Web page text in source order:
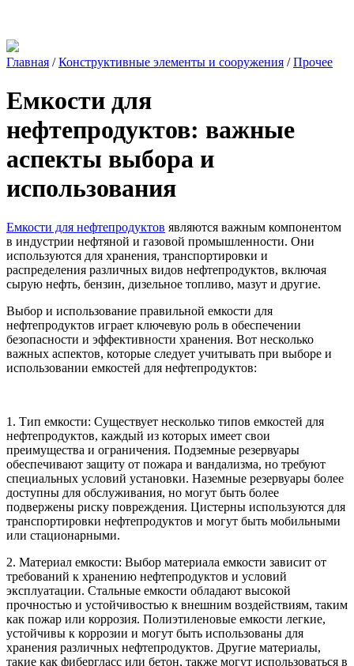
Главная /Конструктивные элементы и сооружения /Прочее
Емкости для
нефтепродуктов: важные
аспекты выбора и
использования
Емкости для нефтепродуктов являются важным компонентом
в индустрии нефтяной и газовой промышленности. Они
используются для хранения, транспортировки и
распределения различных видов нефтепродуктов, включая
сырую нефть, бензин, дизельное топливо, мазут и другие.
Выбор и использование правильной емкости для
нефтепродуктов играет ключевую роль в обеспечении
безопасности и эффективности хранения. Вот несколько
важных аспектов, которые следует учитывать при выборе и
использовании емкостей для нефтепродуктов:
1. Тип емкости: Существует несколько типов емкостей для
нефтепродуктов, каждый из которых имеет свои
преимущества и ограничения. Подземные резервуары
обеспечивают защиту от пожара и вандализма, но требуют
специальных условий установки. Наземные резервуары более
доступны для обслуживания, но могут быть более
подвержены риску повреждения. Цистерны используются для
транспортировки нефтепродуктов и могут быть мобильными
или стационарными.
2. Материал емкости: Выбор материала емкости зависит от
требований к хранению нефтепродуктов и условий
эксплуатации. Стальные емкости обладают высокой
прочностью и устойчивостью к внешним воздействиям, таким
как пожар или коррозия. Полиэтиленовые емкости легкие,
устойчивы к коррозии и могут быть использованы для
хранения различных нефтепродуктов. Другие материалы,
такие как фибергласс или бетон, также могут использоваться в